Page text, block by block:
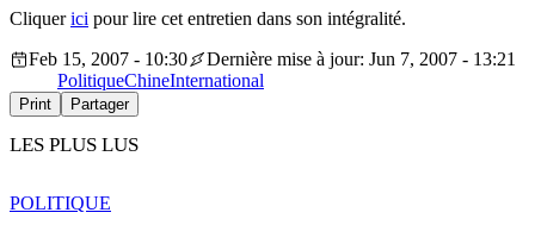
Cliquerici pour lire cet entretien dans son intégralité.
Feb 15, 2007 - 10:30
Dernière mise à jour: Jun 7, 2007 - 13:21
PolitiqueChineInternational
Print Partager
LES PLUS LUS
POLITIQUE